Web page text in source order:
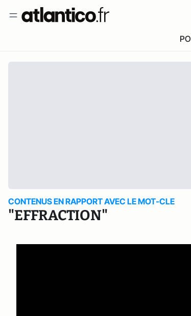
CONTENUS EN RAPPORT AVEC LE MOT-CLE
"EFFRACTION"